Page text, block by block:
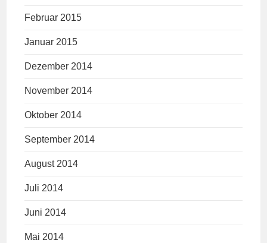
Februar 2015
Januar 2015
Dezember 2014
November 2014
Oktober 2014
September 2014
August 2014
Juli 2014
Juni 2014
Mai 2014